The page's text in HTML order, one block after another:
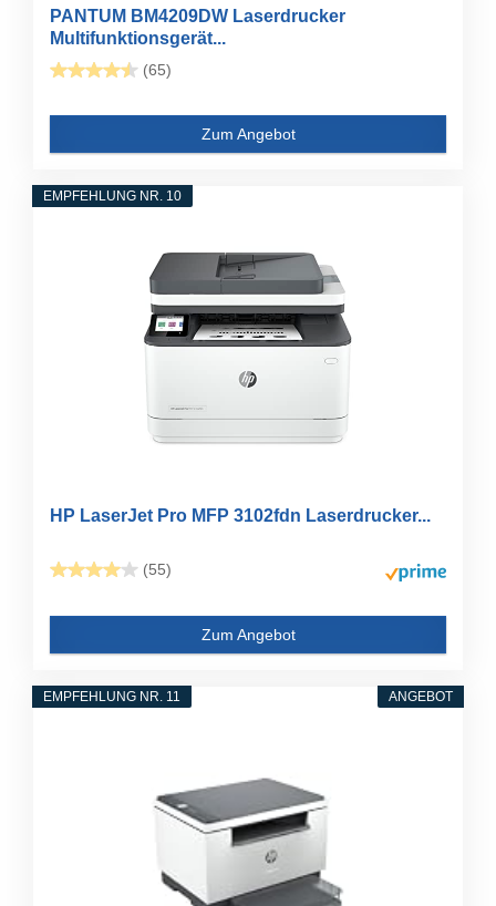
PANTUM BM4209DW Laserdrucker
Multifunktionsgerät...
(65)
Zum Angebot
EMPFEHLUNG NR. 10
HP LaserJet Pro MFP 3102fdn Laserdrucker...
(55)
Zum Angebot
ANGEBOT
EMPFEHLUNG NR. 11